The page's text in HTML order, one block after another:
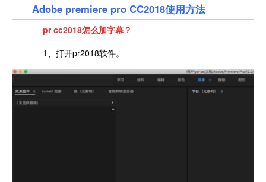
Adobe premiere pro CC2018使用方法
pr cc2018怎么加字幕？
1、打开pr2018软件。